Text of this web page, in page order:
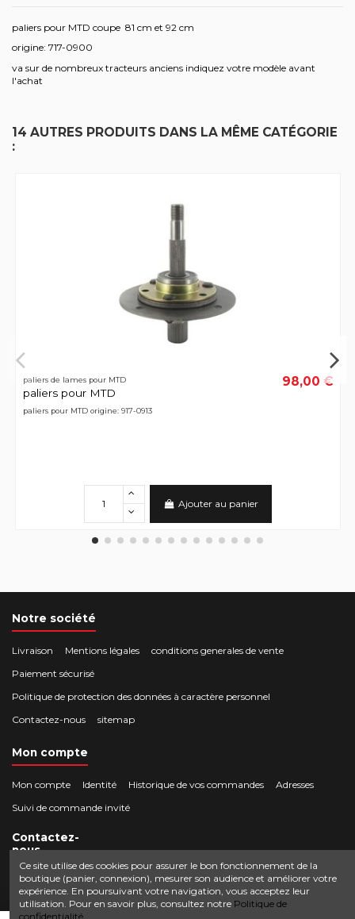
paliers pour MTD coupe 81 cm et 92 cm
origine: 717-0900
va sur de nombreux tracteurs anciens indiquez votre modèle avant
l'achat
14 AUTRES PRODUITS DANS LA MÊME CATÉGORIE
:
paliers de lames pour MTD
paliers pour MTD
98,00 €
paliers pour MTD origine: 917-0913
Ajouter au panier
Notre société
Livraison Mentions légales
conditions generales de vente
Paiement sécurisé
Politique de protection des données à caractère personnel
Contactez-nous
sitemap
Mon compte
Mon compte Identité Historique de vos commandes
Adresses
Suivi de commande invité
Contactez-
nous
Crocbois-motoculture.com
50 route de Villefort 48800 Pied-de-Borne
0624436257
contact@crocbois-motoculture.com
Ce site utilise des cookies pour assurer le bon fonctionnement de la
boutique (panier, connexion), mesurer son audience et améliorer votre
expérience. En poursuivant votre navigation, vous acceptez leur
utilisation. Pour en savoir plus, consultez notre Politique de
confidentialité.